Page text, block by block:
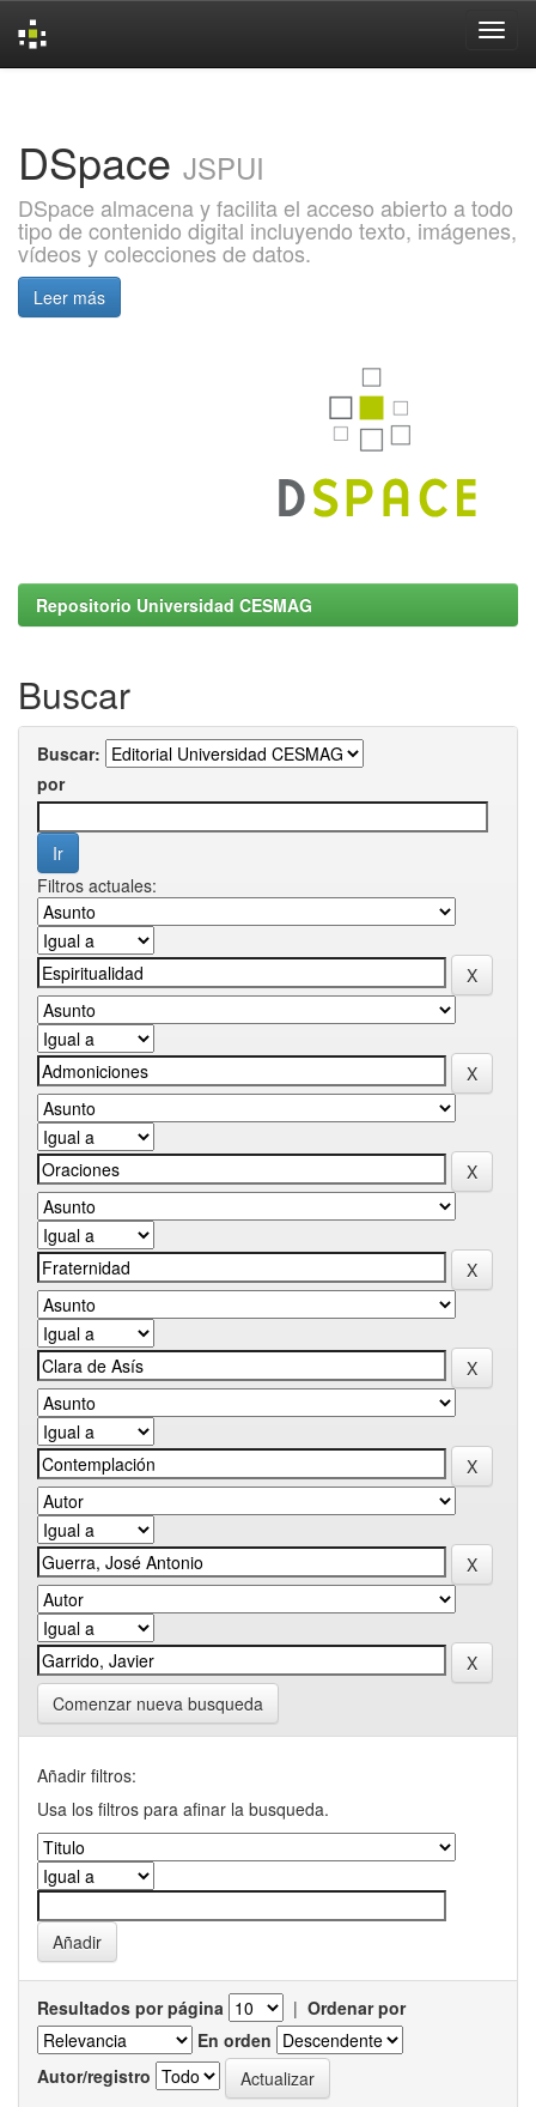
DSpace JSPUI
DSpace almacena y facilita el acceso abierto a todo
tipo de contenido digital incluyendo texto, imágenes,
vídeos y colecciones de datos.
Leer más
Repositorio Universidad CESMAG
Buscar
Buscar:
por
Filtros actuales:
Comenzar nueva busqueda
Añadir filtros:
Usa los filtros para afinar la busqueda.
Resultados por página | Ordenar por
En orden
Autor/registro